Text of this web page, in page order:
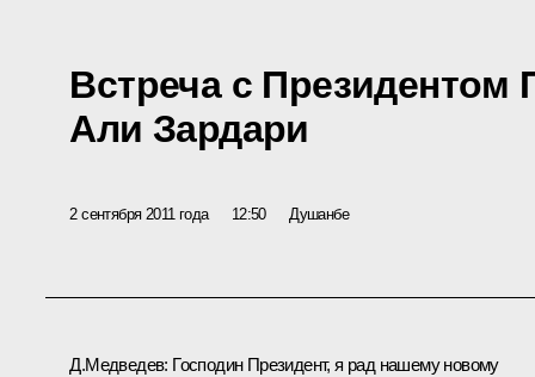
Встреча с Президентом
Али Зардари
2 сентября 2011 года 12:50 Душанбе
Д.Медведев: Господин Президент, я рад нашему новому